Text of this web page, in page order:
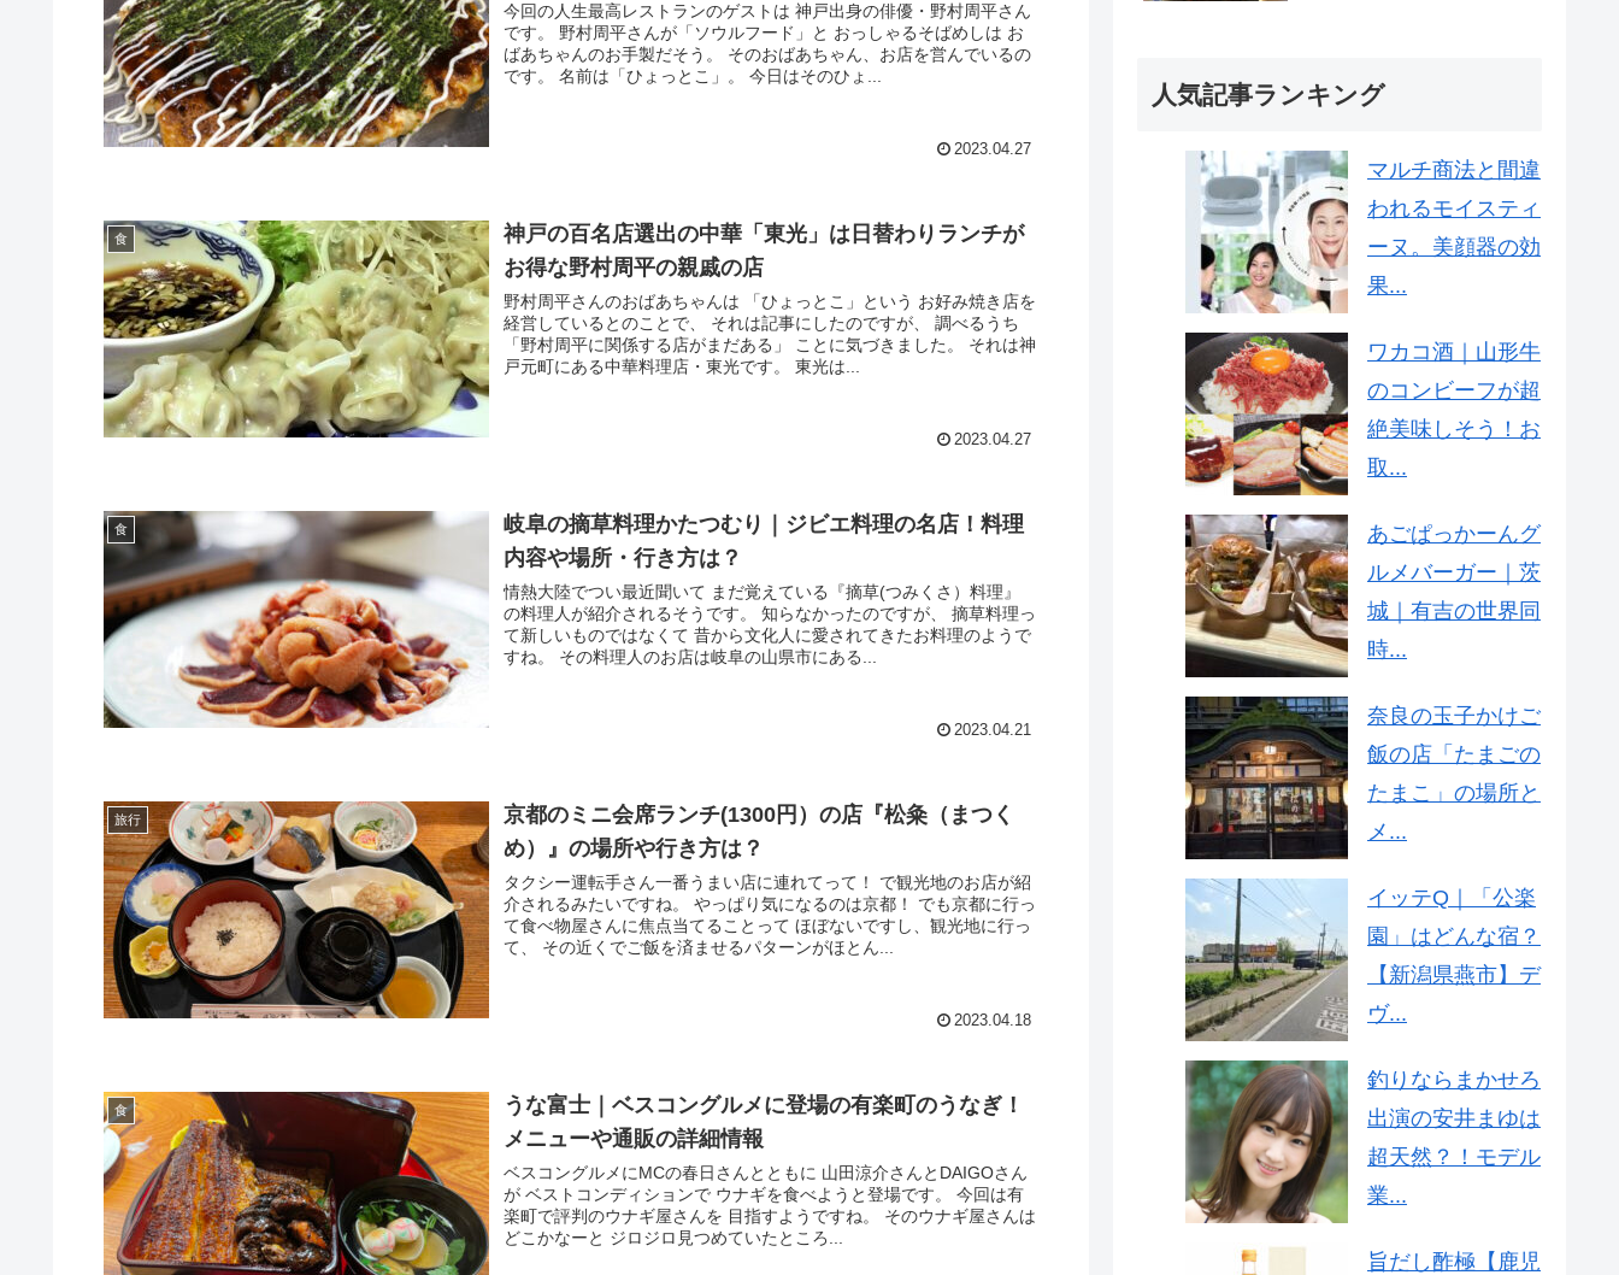
今回の人生最高レストランのゲストは 神戸出身の俳優・野村周平さん
です。 野村周平さんが「ソウルフード」と おっしゃるそばめしは お
ばあちゃんのお手製だそう。 そのおばあちゃん、お店を営んでいるの
です。 名前は「ひょっとこ」。 今日はそのひょ...
2023.04.27
食
神戸の百名店選出の中華「東光」は日替わりランチが
お得な野村周平の親戚の店
野村周平さんのおばあちゃんは 「ひょっとこ」という お好み焼き店を
経営しているとのことで、 それは記事にしたのですが、 調べるうち
「野村周平に関係する店がまだある」 ことに気づきました。 それは神
戸元町にある中華料理店・東光です。 東光は...
2023.04.27
食
岐阜の摘草料理かたつむり｜ジビエ料理の名店！料理
内容や場所・行き方は？
情熱大陸でつい最近聞いて まだ覚えている『摘草(つみくさ）料理』
の料理人が紹介されるそうです。 知らなかったのですが、 摘草料理っ
て新しいものではなくて 昔から文化人に愛されてきたお料理のようで
すね。 その料理人のお店は岐阜の山県市にある...
2023.04.21
旅行
京都のミニ会席ランチ(1300円）の店『松粂（まつく
め）』の場所や行き方は？
タクシー運転手さん一番うまい店に連れてって！ で観光地のお店が紹
介されるみたいですね。 やっぱり気になるのは京都！ でも京都に行っ
て食べ物屋さんに焦点当てることって ほぼないですし、観光地に行っ
て、 その近くでご飯を済ませるパターンがほとん...
2023.04.18
食
うな富士｜ベスコングルメに登場の有楽町のうなぎ！
メニューや通販の詳細情報
ベスコングルメにMCの春日さんとともに 山田涼介さんとDAIGOさん
が ベストコンディションで ウナギを食べようと登場です。 今回は有
楽町で評判のウナギ屋さんを 目指すようですね。 そのウナギ屋さんは
どこかなーと ジロジロ見つめていたところ...
人気記事ランキング
マルチ商法と間違
われるモイスティ
ーヌ。美顔器の効
果...
ワカコ酒｜山形牛
のコンビーフが超
絶美味しそう！お
取...
あごぱっかーんグ
ルメバーガー｜茨
城｜有吉の世界同
時...
奈良の玉子かけご
飯の店「たまごの
たまこ」の場所と
メ...
イッテQ｜「公楽
園」はどんな宿？
【新潟県燕市】デ
ヴ...
釣りならまかせろ
出演の安井まゆは
超天然？！モデル
業...
旨だし酢極【鹿児